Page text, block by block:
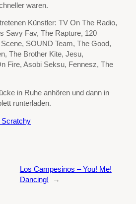
waren.
Künstler: TV On The Radio,
Savy Fav, The Rapture, 120
SOUND Team, The Good,
The Brother Kite, Jesu,
Fire, Asobi Seksu, Fennesz, The
in Ruhe anhören und dann in
runterladen.
Scratchy
Los Campesinos – You! Me!
Dancing!
→